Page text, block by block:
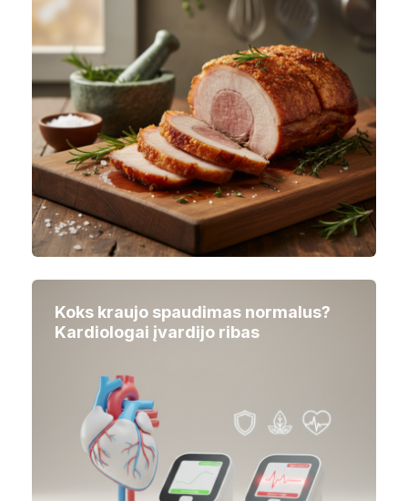
Koks kraujo spaudimas normalus?
Kardiologai įvardijo ribas